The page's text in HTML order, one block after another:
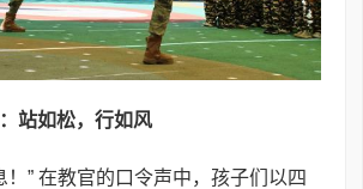
站如松，行如风
！” 在教官的口令声中，孩子们以四